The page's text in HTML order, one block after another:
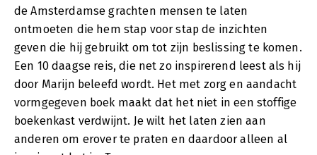
de Amsterdamse grachten mensen te laten
ontmoeten die hem stap voor stap de inzichten
geven die hij gebruikt om tot zijn beslissing te komen.
Een 10 daagse reis, die net zo inspirerend leest als hij
door Marijn beleefd wordt. Het met zorg en aandacht
vormgegeven boek maakt dat het niet in een stoffige
boekenkast verdwijnt. Je wilt het laten zien aan
anderen om erover te praten en daardoor alleen al